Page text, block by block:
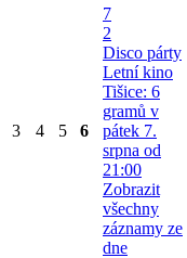
3 4 5 6
7
2
Disco párty
Letní kino
Tišice: 6
gramů v
pátek 7.
srpna od
21:00
Zobrazit
všechny
záznamy ze
dne